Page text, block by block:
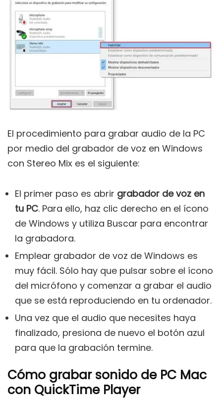
El procedimiento para grabar audio de la PC
por medio del grabador de voz en Windows
con Stereo Mix es el siguiente:
El primer paso es abrir grabador de voz en
tu PC. Para ello, haz clic derecho en el ícono
de Windows y utiliza Buscar para encontrar
la grabadora.
Emplear grabador de voz de Windows es
muy fácil. Sólo hay que pulsar sobre el ícono
del micrófono y comenzar a grabar el audio
que se está reproduciendo en tu ordenador.
Una vez que el audio que necesites haya
finalizado, presiona de nuevo el botón azul
para que la grabación termine.
Cómo grabar sonido de PC Mac
con QuickTime Player